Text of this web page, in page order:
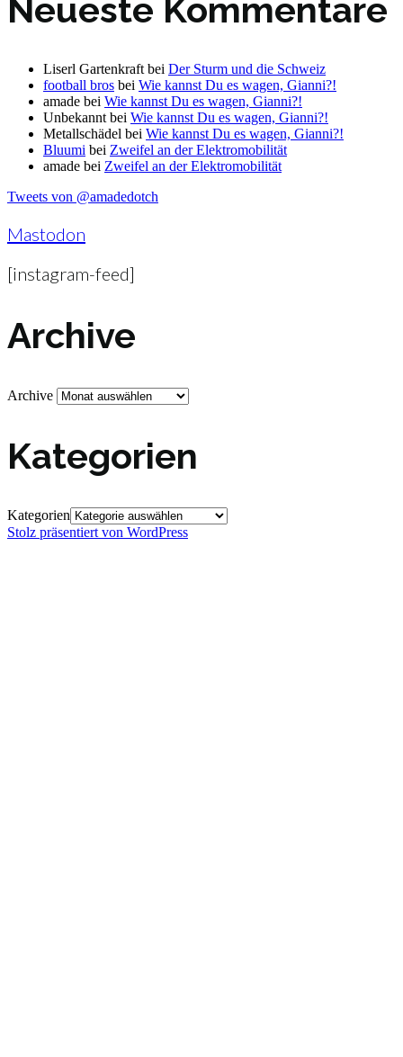
Neueste Kommentare
Liserl Gartenkraft bei Der Sturm und die Schweiz
football bros bei Wie kannst Du es wagen, Gianni?!
amade bei Wie kannst Du es wagen, Gianni?!
Unbekannt bei Wie kannst Du es wagen, Gianni?!
Metallschädel bei Wie kannst Du es wagen, Gianni?!
Bluumi bei Zweifel an der Elektromobilität
amade bei Zweifel an der Elektromobilität
Tweets von @amadedotch
Mastodon
[instagram-feed]
Archive
Archive
Kategorien
Kategorien
Stolz präsentiert von WordPress